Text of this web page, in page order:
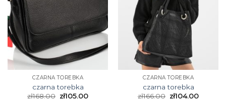
CZARNA TOREBKA
czarna torebka
zł168.00 zł105.00
CZARNA TOREBKA
czarna torebka
zł166.00 zł104.00